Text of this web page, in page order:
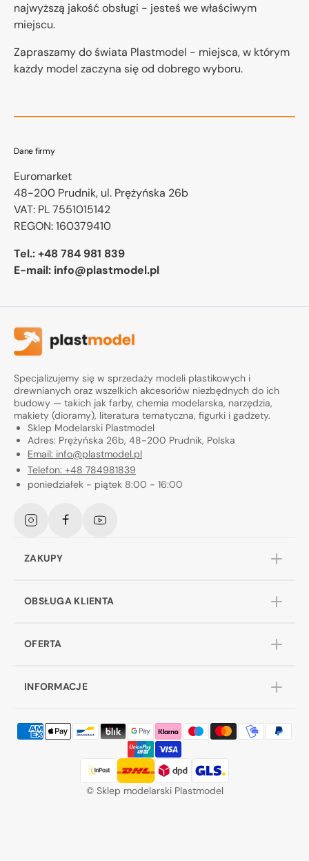
najwyższą jakość obsługi - jesteś we właściwym
miejscu.
Zapraszamy do świata Plastmodel - miejsca, w którym
każdy model zaczyna się od dobrego wyboru.
Dane firmy
Euromarket
48-200 Prudnik, ul. Prężyńska 26b
VAT: PL 7551015142
REGON:160379410
Tel.:+48 784 981 839
E-mail: info@plastmodel.pl
Specjalizujemy się w sprzedaży modeli plastikowych i
drewnianych oraz wszelkich akcesoriów niezbędnych do ich
budowy — takich jak farby, chemia modelarska, narzędzia,
makiety (dioramy), literatura tematyczna, figurki i gadżety.
Sklep Modelarski Plastmodel
Adres: Prężyńska 26b, 48-200 Prudnik, Polska
Email: info@plastmodel.pl
Telefon: +48 784981839
poniedziałek - piątek 8:00 - 16:00
InstagramFacebookYouTube
ZAKUPY
OBSŁUGA KLIENTA
OFERTA
INFORMACJE
© Sklep modelarski Plastmodel